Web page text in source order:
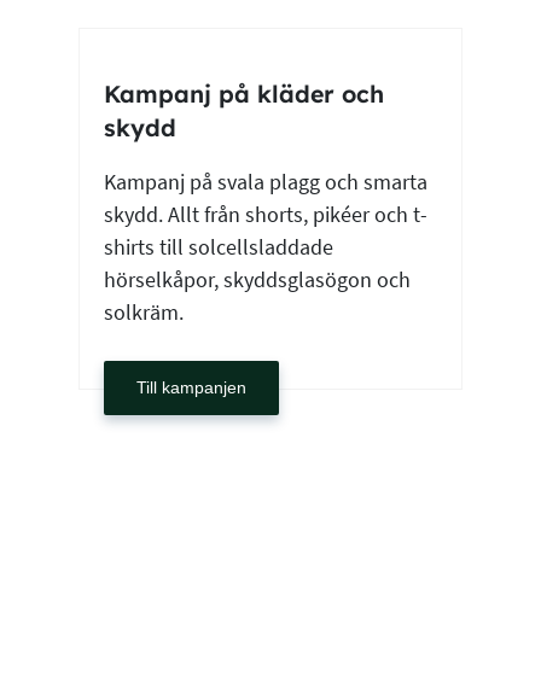
Kampanj på kläder och
skydd
Kampanj på svala plagg och smarta
skydd. Allt från shorts, pikéer och t-
shirts till solcellsladdade
hörselkåpor, skyddsglasögon och
solkräm.
Till kampanjen